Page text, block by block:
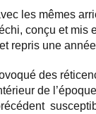
les mêmes
conçu et mis
repris une
des
de